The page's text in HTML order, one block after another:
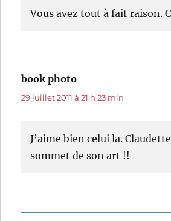
Vous avez tout à fait raison.
book photo
29 juillet 2011 à 21 h 23 min
J’aime bien celui la.
sommet de son art !!